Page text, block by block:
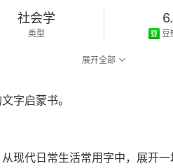
社会学
类型 豆
展开全部
字启蒙书。
现代日常生活常用字中，展开